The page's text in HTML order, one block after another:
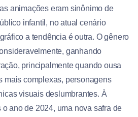
animações eram sinônimo de
infantil, no atual cenário
a tendência é outra. O gênero
ganhando
principalmente quando ousa
mais complexas, personagens
visuais deslumbrantes. À
ano de 2024, uma nova safra de